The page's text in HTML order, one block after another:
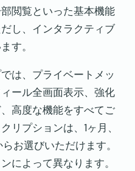
閲覧といった基本機能
し、インタラクティブ
す。
は、プライベートメッ
ール全画面表示、強化
高度な機能をすべてご
リプションは、1ヶ月、
お選びいただけます。
によって異なります。